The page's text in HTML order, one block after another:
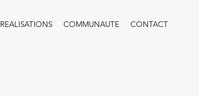
REALISATIONS COMMUNAUTE CONTACT